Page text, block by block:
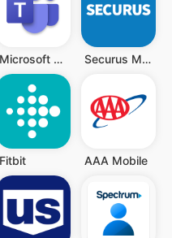
Microsoft Teams Securus Mobile
Fitbit AAA Mobile